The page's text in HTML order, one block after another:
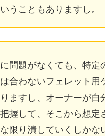
うこともありますし。
問題がなくても、特定
合わないフェレット用
ますし、オーナーが自
握して、そこから想定
限り潰していくしかな